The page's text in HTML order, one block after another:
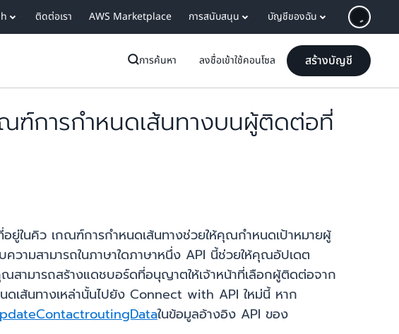
ติดต่อเรา AWS Marketplace การสนับสนุน บัญชีของฉัน
การค้นหา ลงชื่อเข้าใช้คอนโซล สร้างบัญชี
ฑ์การกำหนดเส้นทางบนผู้ติดต่อที่
ในคิว เกณฑ์การกำหนดเส้นทางช่วยให้คุณกำหนดเป้าหมายผู้
วามสามารถในภาษาใดภาษาหนึ่ง API นี้ช่วยให้คุณอัปเดต
ามารถสร้างแดชบอร์ดที่อนุญาตให้เจ้าหน้าที่เลือกผู้ติดต่อจาก
เส้นทางเหล่านั้นไปยัง Connect with API ใหม่นี้ หาก
ในข้อมูลอ้างอิง API ของ